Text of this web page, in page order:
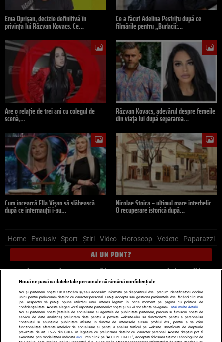
Ema Oprișan, decizie definitivă în
privința lui Răzvan Kovacs. Ce…
Ce a făcut Adelina Pestrițu după ce
filmările pentru „Burlacii:…
Are o relație de trei ani cu colegul de
scenă,…
Răzvan Kovacs, adevărul despre femeile
din viața lui după separarea…
Cum încearcă Ella Vișan să slăbească
după ce internauții i-au…
Nicolae Stoica – ultimul mare interbelic.
O recuperare istorică după…
Home Exclusiv Sport Știri Video Horoscop Vedete Paparazzi
AI UN PONT?
Scrie-ne pe Whatsapp, sună la 0741226226 sau trimite mail la
pont@cancan.ro
Știri interne Știri externe
Politică
Ultimele stiri
Diete Insula Iubirii Dictionar de vise
LIFE STYLE
Horoscop
Nouă ne pasă ca datele tale personale să rămână confidențiale
Noi și partenerii noștri 1019stocăm și/sau accesăm informații pe dispozitivul dvs., precum identificatorii cookie
unici pentru prelucrarea datelor cu caracter personal. Puteți accepta sau gestiona preferințele dvs. făcând clic mai
jos, respectiv vă puteți opune utilizării unui interes legitim în orice moment pe pagina cu politica de
confidențialitate. Aceste alegeri vor fi raportate partenerilor noștri și nu vă vor afecta navigarea.
Mai multe detalii
Noi si partenerii nostri (retelele de socializare si agentiile de publicitate partenere, precum si furnizorii nostri de
servicii de date analitice) prelucram date pentru a permite website-ului sa functioneze, pentru a personaliza
continutul si anunturile publicitare afisate in functie de interesele si/sau profilul dvs., pentru a va oferi
functionalitati aferente retelelor de socializare si pentru a analiza traficul pe website. Beneficiati de drepturile
prevazute de art. 15-22 din GDPR in legatura cu prelucrarea datelor cu caracter personal. Aceste drepturi pot fi
exercitate prin modalitatea indicataaici . Prin click pe “ACCEPT TOATE”, acceptati folosirea tuturor Tehnologiilor de